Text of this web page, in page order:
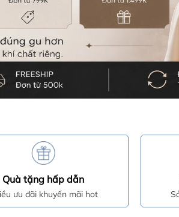
Quà tặng hấp dẫn
ưu đãi khuyến mãi hot